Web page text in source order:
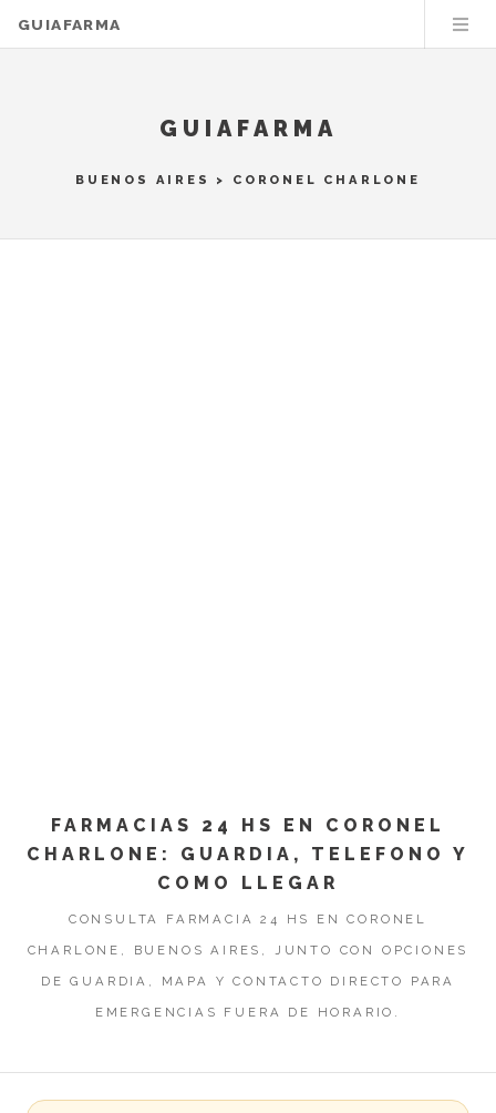
GUIAFARMA
GUIAFARMA
BUENOS AIRES > CORONEL CHARLONE
FARMACIAS 24 HS EN CORONEL
CHARLONE: GUARDIA, TELEFONO Y
COMO LLEGAR
CONSULTA FARMACIA 24 HS EN CORONEL
CHARLONE, BUENOS AIRES, JUNTO CON OPCIONES
DE GUARDIA, MAPA Y CONTACTO DIRECTO PARA
EMERGENCIAS FUERA DE HORARIO.